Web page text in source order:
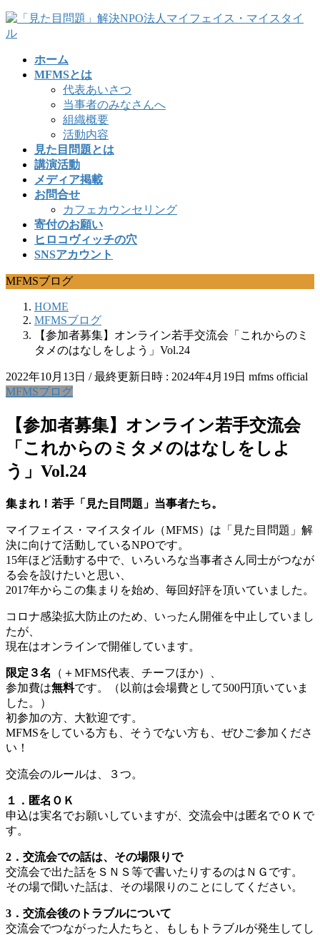
コ
ン
ナ
ビ
ホーム
MFMSとは
代表あいさつ
当事者のみなさんへ
組織概要
活動内容
見た目問題とは
講演活動
メディア掲載
お問合せ
カフェカウンセリング
寄付のお願い
ヒロコヴィッチの穴
SNSアカウント
MFMSブログ
HOME
MFMSブログ
【参加者募集】オンライン若手交流会「これからのミ
タメのはなしをしよう」Vol.24
2022年10月13日 / 最終更新日時 : 2024年4月19日 mfms official
MFMSブログ
【参加者募集】オンライン若手交流会
「これからのミタメのはなしをしよ
う」Vol.24
集まれ！若手「見た目問題」当事者たち。
マイフェイス・マイスタイル（MFMS）は「見た目問題」解
決に向けて活動しているNPOです。
15年ほど活動する中で、いろいろな当事者さん同士がつなが
る会を設けたいと思い、
2017年からこの集まりを始め、毎回好評を頂いていました。
コロナ感染拡大防止のため、いったん開催を中止していまし
たが、
現在はオンラインで開催しています。
限定３名
（＋MFMS代表、チーフほか）、
参加費は無料です。（以前は会場費として500円頂いていま
した。）
初参加の方、大歓迎です。
MFMSをしている方も、そうでない方も、ぜひご参加くださ
い！
交流会のルールは、３つ。
１．匿名ＯＫ
申込は実名でお願いしていますが、交流会中は匿名でＯＫで
す。
2．交流会での話は、その場限りで
交流会で出た話をＳＮＳ等で書いたりするのはＮＧです。
その場で聞いた話は、その場限りのことにしてください。
3．交流会後のトラブルについて
交流会でつながった人たちと、もしもトラブルが発生してし